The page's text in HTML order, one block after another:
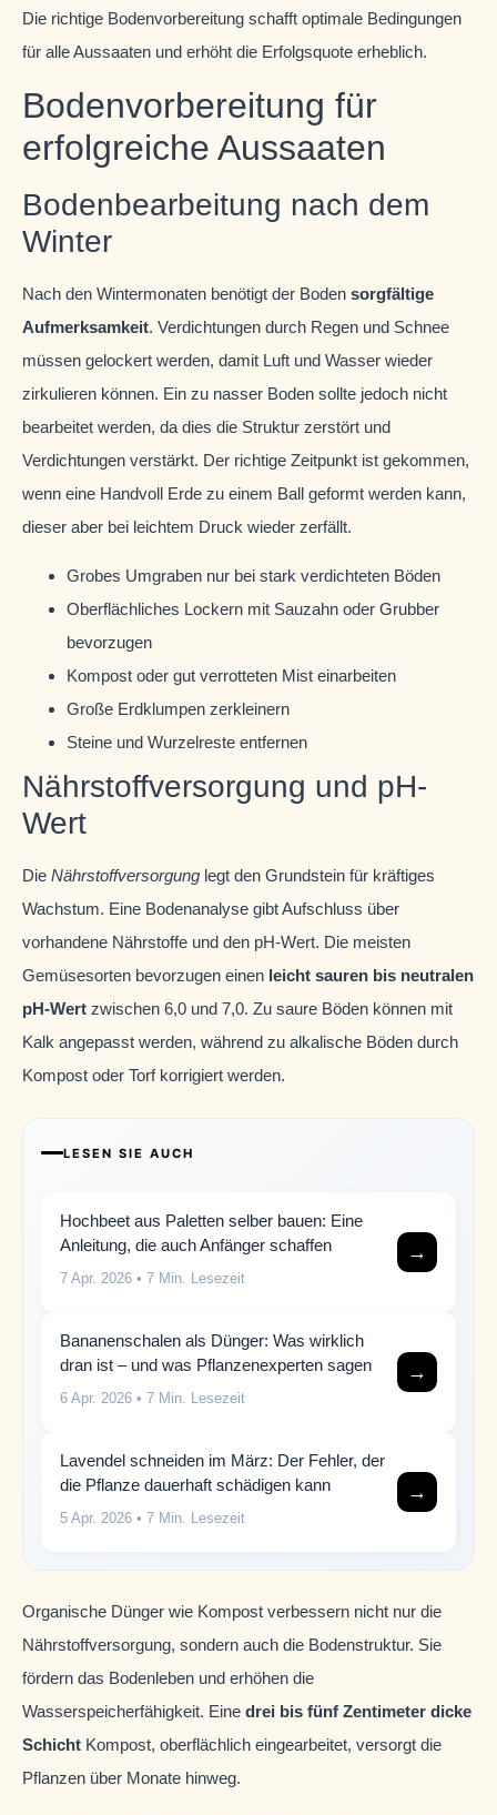
Die richtige Bodenvorbereitung schafft optimale Bedingungen
für alle Aussaaten und erhöht die Erfolgsquote erheblich.
Bodenvorbereitung für
erfolgreiche Aussaaten
Bodenbearbeitung nach dem
Winter
Nach den Wintermonaten benötigt der Boden sorgfältige
Aufmerksamkeit. Verdichtungen durch Regen und Schnee
müssen gelockert werden, damit Luft und Wasser wieder
zirkulieren können. Ein zu nasser Boden sollte jedoch nicht
bearbeitet werden, da dies die Struktur zerstört und
Verdichtungen verstärkt. Der richtige Zeitpunkt ist gekommen,
wenn eine Handvoll Erde zu einem Ball geformt werden kann,
dieser aber bei leichtem Druck wieder zerfällt.
Grobes Umgraben nur bei stark verdichteten Böden
Oberflächliches Lockern mit Sauzahn oder Grubber
bevorzugen
Kompost oder gut verrotteten Mist einarbeiten
Große Erdklumpen zerkleinern
Steine und Wurzelreste entfernen
Nährstoffversorgung und pH-
Wert
Die Nährstoffversorgung legt den Grundstein für kräftiges
Wachstum. Eine Bodenanalyse gibt Aufschluss über
vorhandene Nährstoffe und den pH-Wert. Die meisten
Gemüsesorten bevorzugen einen leicht sauren bis neutralen
pH-Wert zwischen 6,0 und 7,0. Zu saure Böden können mit
Kalk angepasst werden, während zu alkalische Böden durch
Kompost oder Torf korrigiert werden.
LESEN SIE AUCH
Hochbeet aus Paletten selber bauen: Eine
Anleitung, die auch Anfänger schaffen
7 Apr. 2026 • 7 Min. Lesezeit
→
Bananenschalen als Dünger: Was wirklich
dran ist – und was Pflanzenexperten sagen
6 Apr. 2026 • 7 Min. Lesezeit
→
Lavendel schneiden im März: Der Fehler, der
die Pflanze dauerhaft schädigen kann
5 Apr. 2026 • 7 Min. Lesezeit
→
Organische Dünger wie Kompost verbessern nicht nur die
Nährstoffversorgung, sondern auch die Bodenstruktur. Sie
fördern das Bodenleben und erhöhen die
Wasserspeicherfähigkeit. Eine drei bis fünf Zentimeter dicke
Schicht Kompost, oberflächlich eingearbeitet, versorgt die
Pflanzen über Monate hinweg.